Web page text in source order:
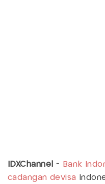
IDXChannel - Bank
cadangan devisa